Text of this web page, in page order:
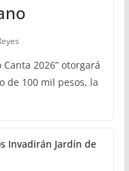
Canta 2026” otorgará
de 100 mil pesos, la
Invadirán Jardín de